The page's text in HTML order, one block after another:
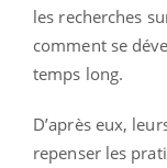
les recherches
comment se
temps long.
D’après eux,
repenser les